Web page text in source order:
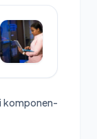
komponen-